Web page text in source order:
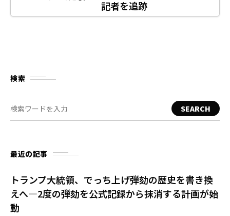
記者を追跡
検索
SEARCH
最近の記事
トランプ大統領、でっち上げ弾劾の歴史を書き換
えへ—2度の弾劾を公式記録から抹消する計画が始
動